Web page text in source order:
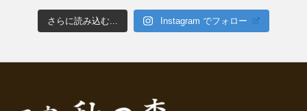
さらに読み込む... Instagram でフォロー